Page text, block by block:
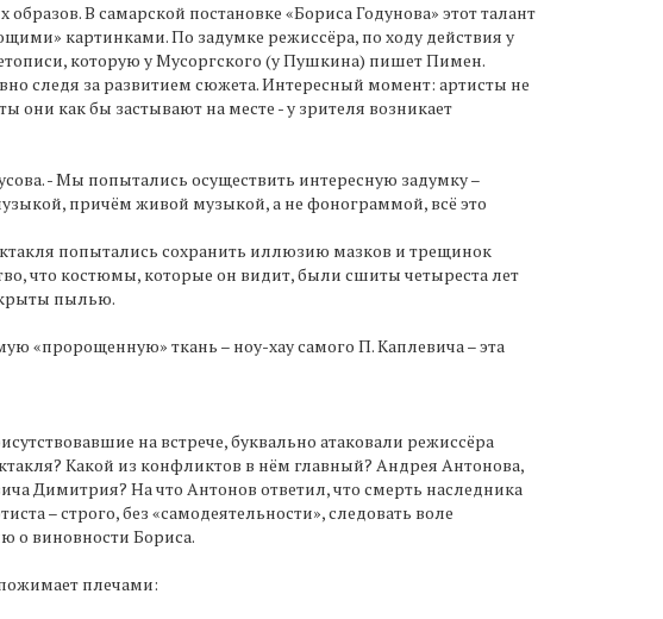
В самарской постановке «Бориса Годунова» этот талант
картинками. По задумке режиссёра, по ходу действия у
которую у Мусоргского (у Пушкина) пишет Пимен.
следя за развитием сюжета. Интересный момент: артисты не
они как бы застывают на месте - у зрителя возникает
- Мы попытались осуществить интересную задумку –
причём живой музыкой, а не фонограммой, всё это
попытались сохранить иллюзию мазков и трещинок
что костюмы, которые он видит, были сшиты четыреста лет
пылью.
«пророщенную» ткань – ноу-хау самого П. Каплевича – эта
на встрече, буквально атаковали режиссёра
Какой из конфликтов в нём главный? Андрея Антонова,
Димитрия? На что Антонов ответил, что смерть наследника
– строго, без «самодеятельности», следовать воле
о виновности Бориса.
плечами: